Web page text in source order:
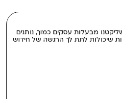
שליקטנו מבעלות עסקים כמוך, נותנים
שיכולות לתת לך הרגשה של חידוש